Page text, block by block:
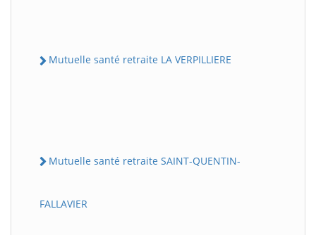
Mutuelle santé retraite LA VERPILLIERE
Mutuelle santé retraite SAINT-QUENTIN-
FALLAVIER